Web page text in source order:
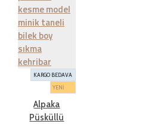
KARGO BEDAVA
YENİ
Alpaka
Püsküllü